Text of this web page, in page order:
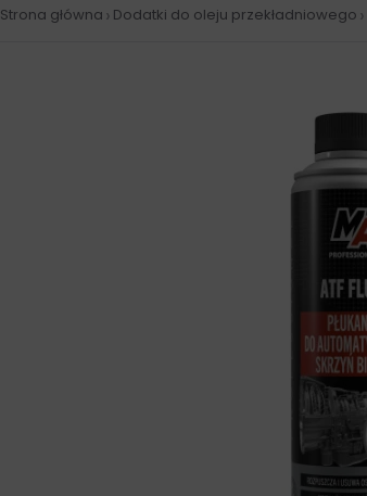
Strona główna › Dodatki do oleju przekładniowego ›